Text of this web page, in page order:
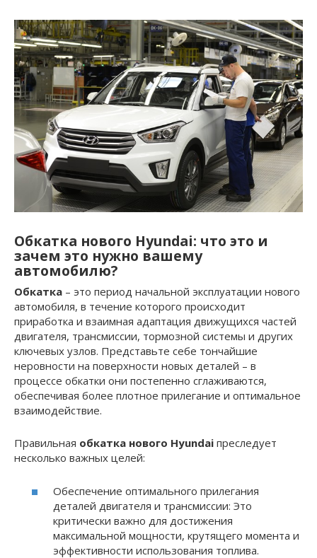
Обкатка нового Hyundai: что это и
зачем это нужно вашему
автомобилю?
Обкатка – это период начальной эксплуатации нового
автомобиля, в течение которого происходит
приработка и взаимная адаптация движущихся частей
двигателя, трансмиссии, тормозной системы и других
ключевых узлов. Представьте себе тончайшие
неровности на поверхности новых деталей – в
процессе обкатки они постепенно сглаживаются,
обеспечивая более плотное прилегание и оптимальное
взаимодействие.
Правильная обкатка нового Hyundai преследует
несколько важных целей:
Обеспечение оптимального прилегания
деталей двигателя и трансмиссии: Это
критически важно для достижения
максимальной мощности, крутящего момента и
эффективности использования топлива.